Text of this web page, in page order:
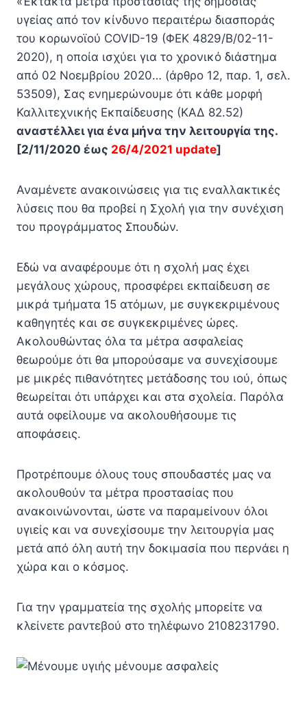
υγείας από τον κίνδυνο περαιτέρω διασποράς
του κορωνοϊού COVID-19 (ΦΕΚ 4829/Β/02-11-
2020), η οποία ισχύει για το χρονικό διάστημα
από 02 Νοεμβρίου 2020… (άρθρο 12, παρ. 1, σελ.
53509), Σας ενημερώνουμε ότι κάθε μορφή
Καλλιτεχνικής Εκπαίδευσης (ΚΑΔ 82.52)
αναστέλλει για ένα μήνα την λειτουργία της.
[2/11/2020 έως 26/4/2021 update]
Αναμένετε ανακοινώσεις για τις εναλλακτικές
λύσεις που θα προβεί η Σχολή για την συνέχιση
του προγράμματος Σπουδών.
Εδώ να αναφέρουμε ότι η σχολή μας έχει
μεγάλους χώρους, προσφέρει εκπαίδευση σε
μικρά τμήματα 15 ατόμων, με συγκεκριμένους
καθηγητές και σε συγκεκριμένες ώρες.
Ακολουθώντας όλα τα μέτρα ασφαλείας
θεωρούμε ότι θα μπορούσαμε να συνεχίσουμε
με μικρές πιθανότητες μετάδοσης του ιού, όπως
θεωρείται ότι υπάρχει και στα σχολεία. Παρόλα
αυτά οφείλουμε να ακολουθήσουμε τις
αποφάσεις.
Προτρέπουμε όλους τους σπουδαστές μας να
ακολουθούν τα μέτρα προστασίας που
ανακοινώνονται, ώστε να παραμείνουν όλοι
υγιείς και να συνεχίσουμε την λειτουργία μας
μετά από όλη αυτή την δοκιμασία που περνάει η
χώρα και ο κόσμος.
Για την γραμματεία της σχολής μπορείτε να
κλείνετε ραντεβού στο τηλέφωνο 2108231790.